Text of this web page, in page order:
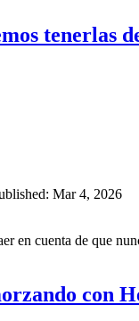
tenerlas
Mar 4, 2026
en cuenta de que
con